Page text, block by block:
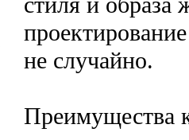
не случайно.
Преимущества